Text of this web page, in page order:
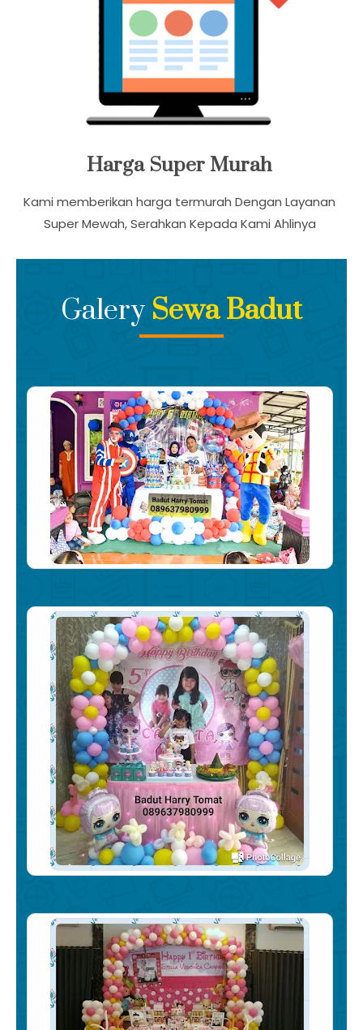
Harga Super Murah
Kami memberikan harga termurah Dengan Layanan
Super Mewah, Serahkan Kepada Kami Ahlinya
Galery Sewa Badut